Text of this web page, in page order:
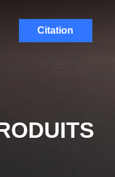
Citation